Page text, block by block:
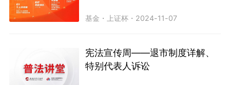
基金 ・ 上证杯 ・ 2024-11-07
宪法宣传周——退市制度详解、
特别代表人诉讼